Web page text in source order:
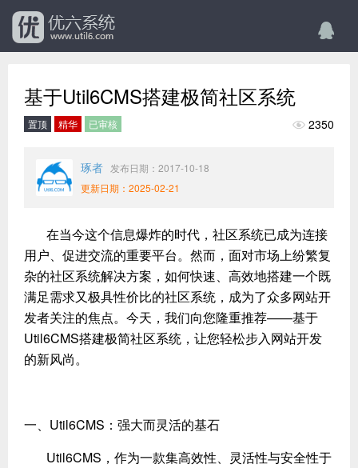
基于Util6CMS搭建极简社区系统
置顶 精华 已审核  2350
琢者 发布日期：2017-10-18
更新日期：2025-02-21
在当今这个信息爆炸的时代，社区系统已成为连接
用户、促进交流的重要平台。然而，面对市场上纷繁复
杂的社区系统解决方案，如何快速、高效地搭建一个既
满足需求又极具性价比的社区系统，成为了众多网站开
发者关注的焦点。今天，我们向您隆重推荐——基于
Util6CMS搭建极简社区系统，让您轻松步入网站开发
的新风尚。
一、Util6CMS：强大而灵活的基石
Util6CMS，作为一款集高效性、灵活性与安全性于